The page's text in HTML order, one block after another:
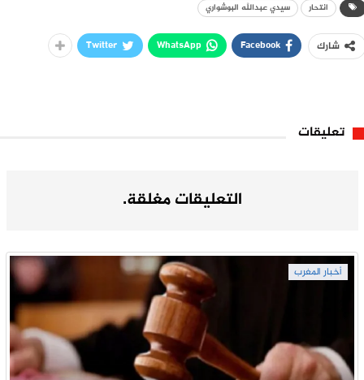
انتحار سيدي عبدالله البوشواري
شارك Facebook
WhatsApp
Twitter
تعليقات
التعليقات مغلقة.
أخبار المغرب